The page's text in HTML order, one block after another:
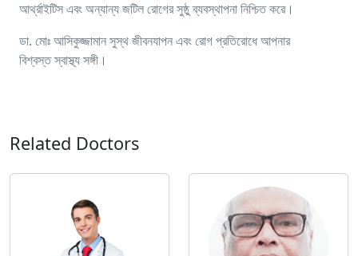
আর্থ্রাইটিস এবং অন্যান্য জটিল রোগের সুষ্ঠু ব্যবস্থাপনা নিশ্চিত করে।
ডা. মোঃ আসিকুজ্জামান সুস্থ জীবনযাপন এবং রোগ প্রতিরোধে আপনার
বিশ্বস্ত স্বাস্থ্য সঙ্গী।
Related Doctors